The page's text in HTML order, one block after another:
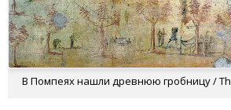
В Помпеях нашли древнюю гробницу /